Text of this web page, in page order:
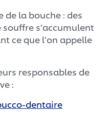
de la bouche : des
s’accumulent
ce que l’on appelle
responsables de
:
dentaire